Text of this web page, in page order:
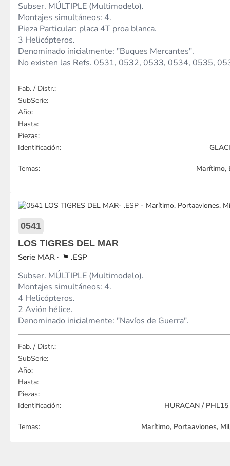
Subser. MÚLTIPLE (Multimodelo).
Montajes simultáneos: 4.
Pieza Particular: placa 4T proa blanca.
3 Helicópteros.
Denominado inicialmente: "Buques Mercantes".
No existen las Refs. 0531, 0532, 0533, 0534, 0535,
Fab. / Distr.:
SubSerie:
Año:
Hasta:
Piezas:
Identificación:
Temas: Marítimo,
0541
LOS TIGRES DEL MAR
MAR
.ESP
Subser. MÚLTIPLE (Multimodelo).
Montajes simultáneos: 4.
4 Helicópteros.
2 Avión hélice.
Denominado inicialmente: "Navíos de Guerra".
Fab. / Distr.:
SubSerie:
Año:
Hasta:
Piezas:
Identificación:
HURACAN /
Temas: Marítimo, Portaaviones,